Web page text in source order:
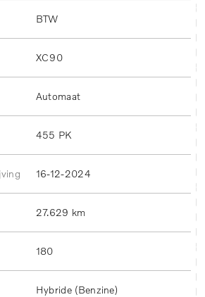
BTW
XC90
Automaat
455 PK
16-12-2024
27.629 km
180
Hybride (Benzine)